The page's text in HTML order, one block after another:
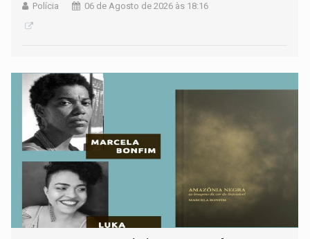
Polícia 06 de Agosto de 2026 às 18:16